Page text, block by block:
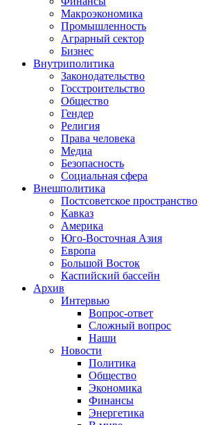
Макроэкономика
Промышленность
Аграрный сектор
Бизнес
Внутриполитика
Законодательство
Госстроительство
Общество
Гендер
Религия
Права человека
Медиа
Безопасность
Социальная сфера
Внешполитика
Постсоветское пространство
Кавказ
Америка
Юго-Восточная Азия
Европа
Большой Восток
Каспийский бассейн
Архив
Интервью
Вопрос-ответ
Сложный вопрос
Наши
Новости
Политика
Общество
Экономика
Финансы
Энергетика